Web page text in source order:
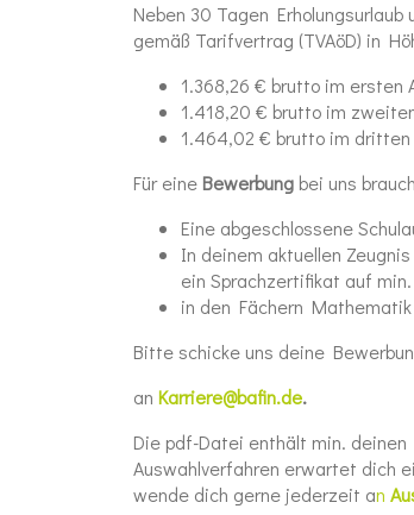
Neben 30 Tagen
gemäß Tarifvertrag (TVAöD) in
1.368,26 € brutto im ersten
1.418,20 € brutto im
1.464,02 € brutto im dritten
Für eine Bewerbung bei uns
Eine abgeschlossene
In deinem aktuellen
ein Sprachzertifikat auf min.
in den Fächern
Bitte schicke uns deine
an Karriere@bafin.de.
Die pdf-Datei enthält min.
Auswahlverfahren erwartet dich
wende dich gerne jederzeit an